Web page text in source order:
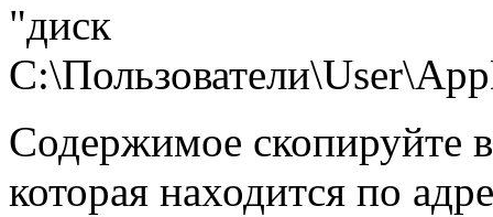
"диск
Содержимое скопируйте
которая находится по